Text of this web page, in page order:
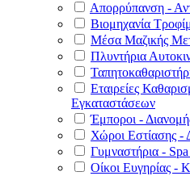
Απορρύπανση -
Βιομηχανία
Μέσα Μαζικής
Πλυντήρια
Εταιρείες
Εγκαταστάσεων
Έμποροι -
Χώροι Εστίασης -
Γυμναστήρια -
Οίκοι Ευγηρίας -